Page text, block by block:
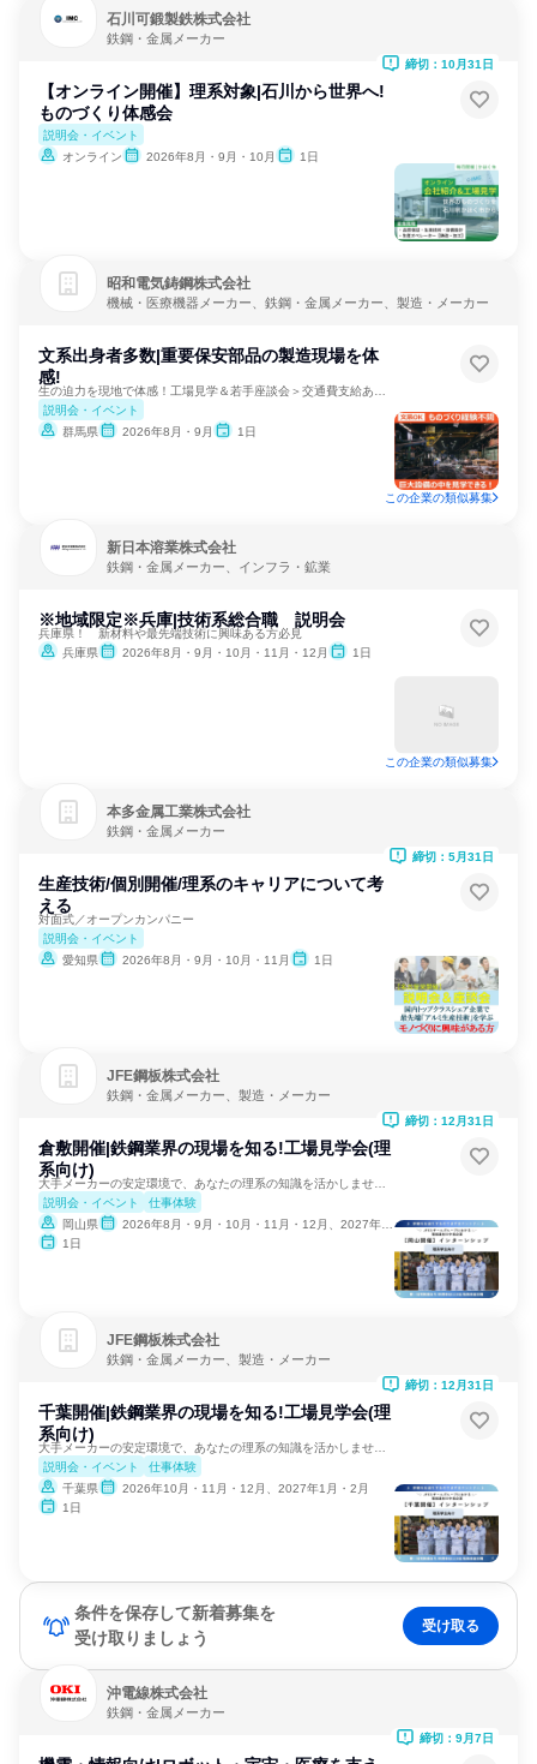
石川可鍛製鉄株式会社
鉄鋼・金属メーカー
【オンライン開催】理系対象|石川から世界へ!
ものづくり体感会
説明会・イベント
オンライン
2026年8月・9月・10月 1日
締切：10月31日
昭和電気鋳鋼株式会社
機械・医療機器メーカー、鉄鋼・金属メーカー、製造・メーカー
文系出身者多数|重要保安部品の製造現場を体
感!
説明会・イベント
群馬県
2026年8月・9月 1日
この企業の類似募集
新日本溶業株式会社
鉄鋼・金属メーカー、インフラ・鉱業
※地域限定※兵庫|技術系総合職 説明会
兵庫県！ 新材料や最先端技術に興味ある方必見
兵庫県
2026年8月・9月・10月・11月・12月 1日
この企業の類似募集
本多金属工業株式会社
鉄鋼・金属メーカー
生産技術/個別開催/理系のキャリアについて考
える
対面式／オープンカンパニー
説明会・イベント
愛知県
2026年8月・9月・10月・11月 1日
締切：5月31日
JFE鋼板株式会社
鉄鋼・金属メーカー、製造・メーカー
倉敷開催|鉄鋼業界の現場を知る!工場見学会(理
系向け)
説明会・イベント
仕事体験
岡山県
2026年8月・9月・10月・11月・12月、2027年1月
1日
締切：12月31日
JFE鋼板株式会社
鉄鋼・金属メーカー、製造・メーカー
千葉開催|鉄鋼業界の現場を知る!工場見学会(理
系向け)
説明会・イベント
仕事体験
千葉県
2026年10月・11月・12月、2027年1月・2月
1日
締切：12月31日
条件を保存して新着募集を
受け取りましょう
受け取る
沖電線株式会社
鉄鋼・金属メーカー
締切：9月7日